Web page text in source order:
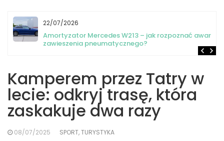
22/07/2026
Amortyzator Mercedes W213 – jak rozpoznać awarię
zawieszenia pneumatycznego?
Kamperem przez Tatry w
lecie: odkryj trasę, która
zaskakuje dwa razy
08/07/2025 SPORT, TURYSTYKA